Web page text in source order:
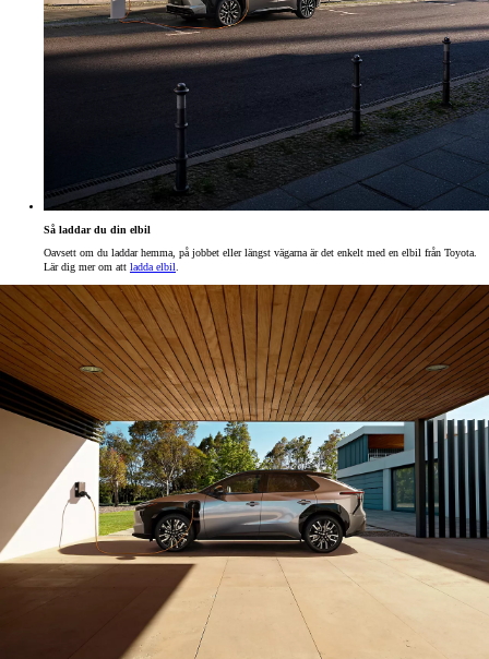
Så laddar du din elbil
Oavsett om du laddar hemma, på jobbet eller längst vägarna är det enkelt med en elbil från Toyota.
Lär dig mer om att ladda elbil.